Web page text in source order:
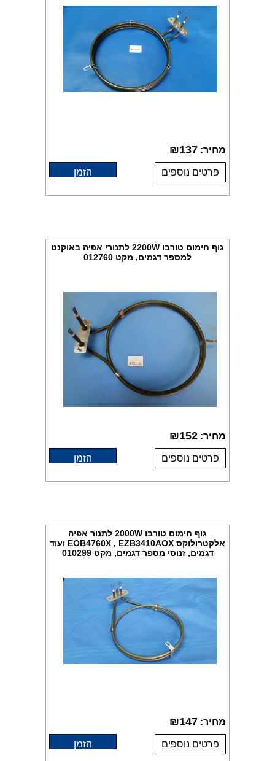
מחיר: ₪137
פרטים נוספים הזמן
גוף חימום טורבו 2200W לתנורי אפיה באוקנט
למספר דגמים, מקט 012760
מחיר: ₪152
פרטים נוספים הזמן
גוף חימום טורבו 2000W לתנור אפיה
אלקטרולוקס EOB4760X , EZB3410AOX ועוד
דגמים, זנוסי מספר דגמים, מקט 010299
מחיר: ₪147
פרטים נוספים הזמן